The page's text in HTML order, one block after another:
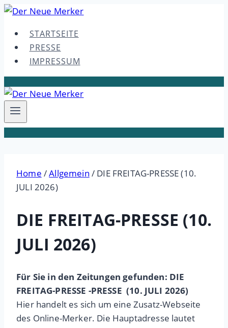
Skip
contentSTARTSEITE
PRESSE
IMPRESSUM
Home /Allgemein / DIE FREITAG-PRESSE (10.
JULI 2026)
DIE FREITAG-PRESSE (10.
JULI 2026)
Für Sie in den Zeitungen gefunden: DIE
FREITAG-PRESSE -PRESSE (10. JULI 2026)
Hier handelt es sich um eine Zusatz-Webseite
des Online-Merker. Die Hauptadresse lautet